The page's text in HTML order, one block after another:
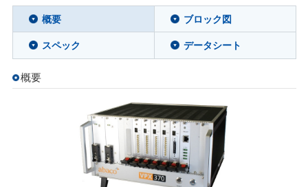
概要 ブロック図
スペック データシート
概要